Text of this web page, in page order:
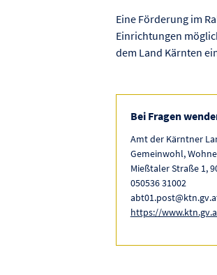
Eine Förderung im
Einrichtungen
dem Land Kärnten
Bei Fragen
Amt der Kärntner
Gemeinwohl,
Mießtaler Straße 1,
050536 31002
https://